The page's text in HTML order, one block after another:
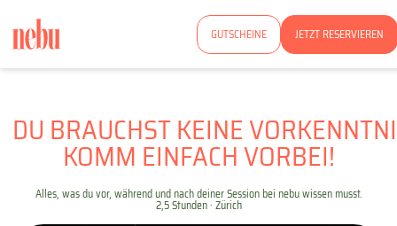
GUTSCHEINE JETZT RESERVIEREN
DU BRAUCHST KEINE
KOMM EINFACH VORBEI!
Alles, was du vor, während und nach deiner Session bei nebu wissen musst.
2,5 Stunden · Zürich